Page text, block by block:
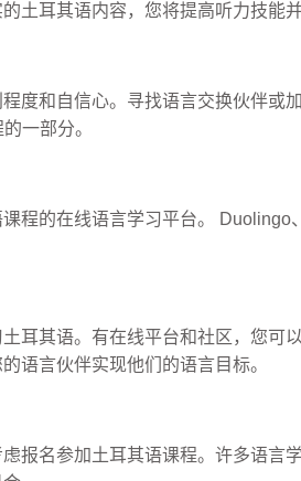
土耳其语内容，您将提高听力技能并
度和自信心。寻找语言交换伙伴或
一部分。
程的在线语言学习平台。
耳其语。有在线平台和社区，您可
语言伙伴实现他们的语言目标。
报名参加土耳其语课程。许多语言